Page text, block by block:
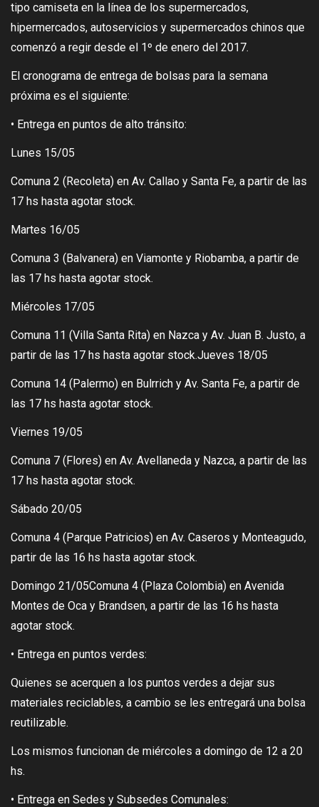
tipo camiseta en la línea de los supermercados,
hipermercados, autoservicios y supermercados chinos que
comenzó a regir desde el 1º de enero del 2017.
El cronograma de entrega de bolsas para la semana
próxima es el siguiente:
• Entrega en puntos de alto tránsito:
Lunes 15/05
Comuna 2 (Recoleta) en Av. Callao y Santa Fe, a partir de las
17 hs hasta agotar stock.
Martes 16/05
Comuna 3 (Balvanera) en Viamonte y Riobamba, a partir de
las 17 hs hasta agotar stock.
Miércoles 17/05
Comuna 11 (Villa Santa Rita) en Nazca y Av. Juan B. Justo, a
partir de las 17 hs hasta agotar stock.Jueves 18/05
Comuna 14 (Palermo) en Bulrrich y Av. Santa Fe, a partir de
las 17 hs hasta agotar stock.
Viernes 19/05
Comuna 7 (Flores) en Av. Avellaneda y Nazca, a partir de las
17 hs hasta agotar stock.
Sábado 20/05
Comuna 4 (Parque Patricios) en Av. Caseros y Monteagudo,
partir de las 16 hs hasta agotar stock.
Domingo 21/05Comuna 4 (Plaza Colombia) en Avenida
Montes de Oca y Brandsen, a partir de las 16 hs hasta
agotar stock.
• Entrega en puntos verdes:
Quienes se acerquen a los puntos verdes a dejar sus
materiales reciclables, a cambio se les entregará una bolsa
reutilizable.
Los mismos funcionan de miércoles a domingo de 12 a 20
hs.
• Entrega en Sedes y Subsedes Comunales: